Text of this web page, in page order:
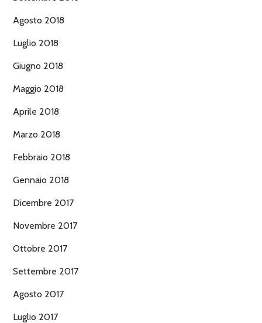
Agosto 2018
Luglio 2018
Giugno 2018
Maggio 2018
Aprile 2018
Marzo 2018
Febbraio 2018
Gennaio 2018
Dicembre 2017
Novembre 2017
Ottobre 2017
Settembre 2017
Agosto 2017
Luglio 2017